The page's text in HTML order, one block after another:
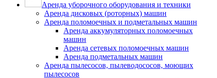
Аренда уборочного оборудования и техники
Аренда дисковых (роторных) машин
Аренда поломоечных и подметальных машин
Аренда аккумуляторных поломоечных
машин
Аренда сетевых поломоечных машин
Аренда подметальных машин
Аренда пылесосов, пылеводососов, моющих
пылесосов